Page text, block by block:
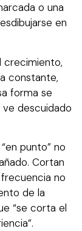
o una
en
crecimiento,
constante,
forma se
descuidado
punto” no
Cortan
no
de la
“se corta el